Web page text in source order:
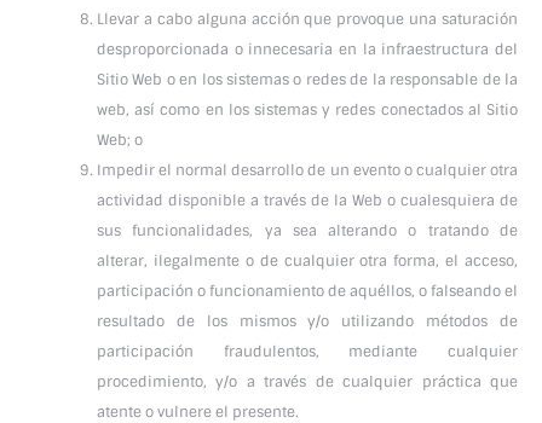
Llevar a cabo alguna acción que provoque una saturación
desproporcionada o innecesaria en la infraestructura del
Sitio Web o en los sistemas o redes de la responsable de la
web, así como en los sistemas y redes conectados al Sitio
Web; o
Impedir el normal desarrollo de un evento o cualquier otra
actividad disponible a través de la Web o cualesquiera de
sus funcionalidades, ya sea alterando o tratando de
alterar, ilegalmente o de cualquier otra forma, el acceso,
participación o funcionamiento de aquéllos, o falseando el
resultado de los mismos y/o utilizando métodos de
participación fraudulentos, mediante cualquier
procedimiento, y/o a través de cualquier práctica que
atente o vulnere el presente.